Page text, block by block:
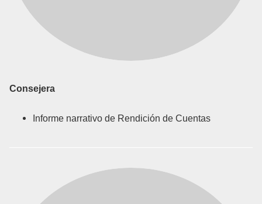
Consejera
Informe narrativo de Rendición de Cuentas